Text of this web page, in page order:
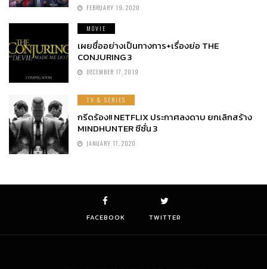
FEBRUARY 19, 2020
MOVIE
เผยชื่ออย่างเป็นทางการ+เรื่องย่อ THE
CONJURING 3
DECEMBER 17, 2019
TV & SERIES
กรีดร้อง!! NETFLIX ประกาศลงดาบ ยกเลิกสร้าง
MINDHUNTER ซีซั่น 3
JANUARY 17, 2020
FACEBOOK TWITTER